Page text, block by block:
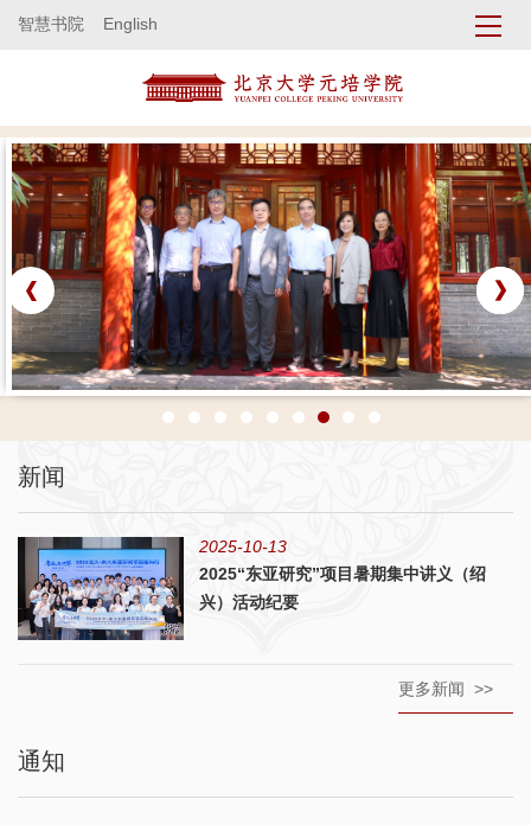
智慧书院 English
新闻
2025-10-13
2025“东亚研究”项目暑期集中讲义（绍
兴）活动纪要
更多新闻 >>
通知